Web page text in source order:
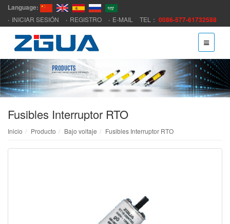
Language:
INICIAR SESIÓN REGISTRO E-MAIL TEL： 0086-577-61732588
Fusibles Interruptor RTO
Inicio Producto Bajo voltaje Fusibles Interruptor RTO